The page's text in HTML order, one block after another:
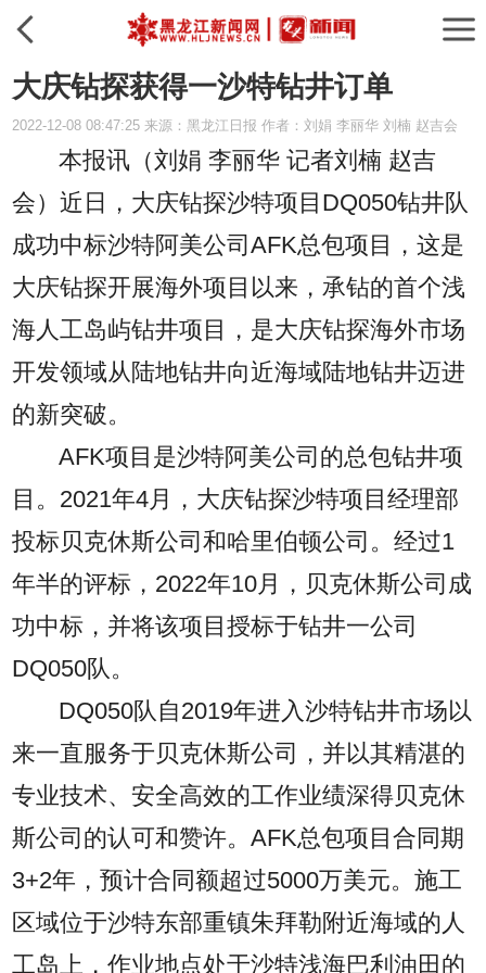
大庆钻探获得一沙特钻井订单
2022-12-08 08:47:25 来源：黑龙江日报 作者：刘娟 李丽华 刘楠 赵吉会
本报讯（刘娟 李丽华 记者刘楠 赵吉
会）近日，大庆钻探沙特项目DQ050钻井队
成功中标沙特阿美公司AFK总包项目，这是
大庆钻探开展海外项目以来，承钻的首个浅
海人工岛屿钻井项目，是大庆钻探海外市场
开发领域从陆地钻井向近海域陆地钻井迈进
的新突破。
AFK项目是沙特阿美公司的总包钻井项
目。2021年4月，大庆钻探沙特项目经理部
投标贝克休斯公司和哈里伯顿公司。经过1
年半的评标，2022年10月，贝克休斯公司成
功中标，并将该项目授标于钻井一公司
DQ050队。
DQ050队自2019年进入沙特钻井市场以
来一直服务于贝克休斯公司，并以其精湛的
专业技术、安全高效的工作业绩深得贝克休
斯公司的认可和赞许。AFK总包项目合同期
3+2年，预计合同额超过5000万美元。施工
区域位于沙特东部重镇朱拜勒附近海域的人
工岛上，作业地点处于沙特浅海巴利油田的